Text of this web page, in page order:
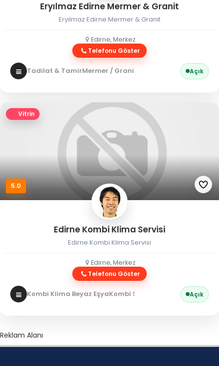
Eryılmaz Edirne Mermer & Granit
Eryılmaz Edirne Mermer & Granit
Edirne, Merkez
Telefonu Göster
Tadilat & TamirMermer / Granit Açık
Vitrin
5.0
Edirne Kombi Klima Servisi
Edirne Kombi Klima Servisi
Edirne, Merkez
Telefonu Göster
Kombi Klima Beyaz EşyaKombi Servisi Açık
Reklam Alanı